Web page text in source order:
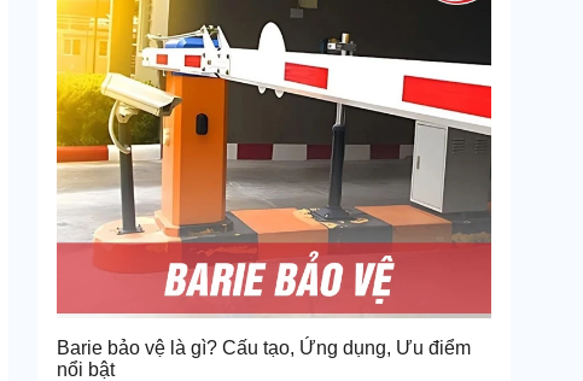
Barie bảo vệ là gì? Cấu tạo, Ứng dụng, Ưu điểm
nổi bật